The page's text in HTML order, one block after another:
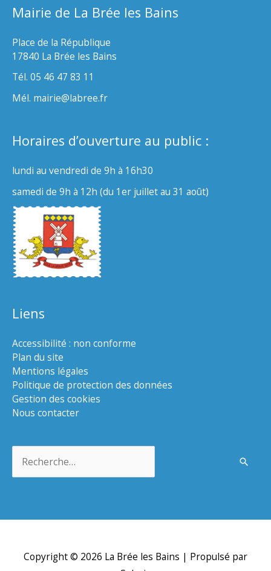
Mairie de La Brée les Bains
Place de la République
17840 La Brée les Bains
Tél. 05 46 47 83 11
Mél. mairie@labree.fr
Horaires d’ouverture au public :
lundi au vendredi de 9h à 16h30
samedi de 9h à 12h (du 1er juillet au 31 août)
Liens
Accessibilité : non conforme
Plan du site
Mentions légales
Politique de protection des données
Gestion des cookies
Nous contacter
Copyright © 2026 La Brée les Bains | Propulsé par